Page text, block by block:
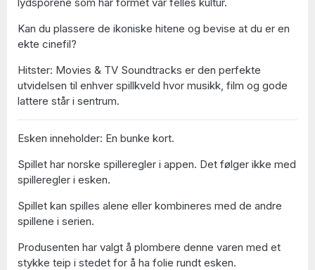
Kan du plassere de ikoniske hitene og bevise at du er en
ekte cinefil?
Hitster: Movies & TV Soundtracks er den perfekte
utvidelsen til enhver spillkveld hvor musikk, film og gode
lattere står i sentrum.
Esken inneholder: En bunke kort.
Spillet har norske spilleregler i appen. Det følger ikke med
spilleregler i esken.
Spillet kan spilles alene eller kombineres med de andre
spillene i serien.
Produsenten har valgt å plombere denne varen med et
stykke teip i stedet for å ha folie rundt esken.